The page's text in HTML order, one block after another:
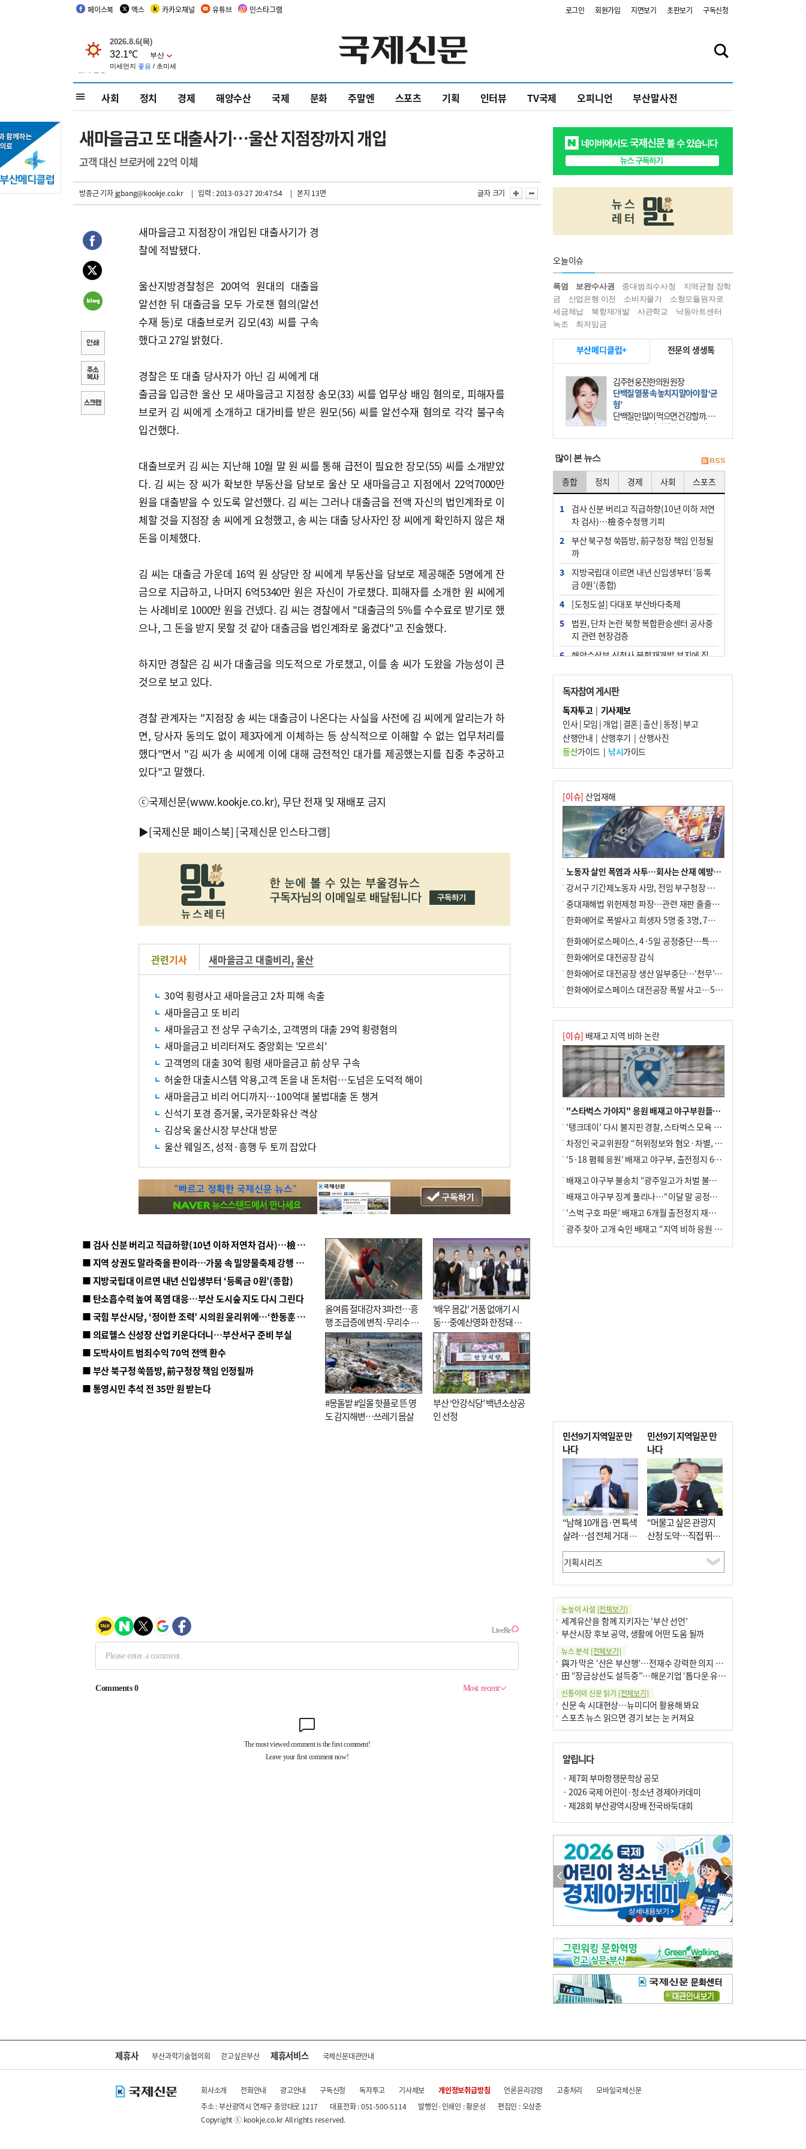
페이스북 엑스 카카오채널 유튜브 인스타그램 로그인 회원가입 지면보기 초판보기 구독신청
사회 정치 경제 해양수산 국제 문화 주말엔 스포츠 기획 인터뷰 TV국제 오피니언 부산말사전
새마을금고 또 대출사기…울산 지점장까지 개입
고객 대신 브로커에 22억 이체
방종근 기자jgbang@kookje.co.kr | 입력 : 2013-03-27 20:47:54 | 본지 13면 글자 크기
새마을금고 지점장이 개입된 대출사기가 경
찰에 적발됐다.
울산지방경찰청은 20여억 원대의 대출을
알선한 뒤 대출금을 모두 가로챈 혐의(알선
수재 등)로 대출브로커 김모(43) 씨를 구속
했다고 27일 밝혔다.
경찰은 또 대출 당사자가 아닌 김 씨에게 대
출금을 입금한 울산 모 새마을금고 지점장 송모(33) 씨를 업무상 배임 혐의로, 피해자를
브로커 김 씨에게 소개하고 대가비를 받은 원모(56) 씨를 알선수재 혐의로 각각 불구속
입건했다.
대출브로커 김 씨는 지난해 10월 말 원 씨를 통해 급전이 필요한 장모(55) 씨를 소개받았
다. 김 씨는 장 씨가 확보한 부동산을 담보로 울산 모 새마을금고 지점에서 22억7000만
원을 대출받을 수 있도록 알선했다. 김 씨는 그러나 대출금을 전액 자신의 법인계좌로 이
체할 것을 지점장 송 씨에게 요청했고, 송 씨는 대출 당사자인 장 씨에게 확인하지 않은 채
돈을 이체했다.
김 씨는 대출금 가운데 16억 원 상당만 장 씨에게 부동산을 담보로 제공해준 5명에게 잔
금으로 지급하고, 나머지 6억5340만 원은 자신이 가로챘다. 피해자를 소개한 원 씨에게
는 사례비로 1000만 원을 건넸다. 김 씨는 경찰에서 "대출금의 5%를 수수료로 받기로 했
으나, 그 돈을 받지 못할 것 같아 대출금을 법인계좌로 옮겼다"고 진술했다.
하지만 경찰은 김 씨가 대출금을 의도적으로 가로챘고, 이를 송 씨가 도왔을 가능성이 큰
것으로 보고 있다.
경찰 관계자는 "지점장 송 씨는 대출금이 나온다는 사실을 사전에 김 씨에게 알리는가 하
면, 당사자 동의도 없이 제3자에게 이체하는 등 상식적으로 이해할 수 없는 업무처리를
했다"면서 "김 씨가 송 씨에게 이에 대해 금전적인 대가를 제공했는지를 집중 추궁하고
있다"고 말했다.
ⓒ국제신문(www.kookje.co.kr), 무단 전재 및 재배포 금지
▶[국제신문 페이스북] [국제신문 인스타그램]
관련기사 새마을금고 대출비리,울산
30억 횡령사고 새마을금고 2차 피해 속출
새마을금고 또 비리
새마을금고 전 상무 구속기소, 고객명의 대출 29억 횡령혐의
새마을금고 비리터져도 중앙회는 '모르쇠'
고객명의 대출 30억 횡령 새마을금고 前 상무 구속
허술한 대출시스템 악용,고객 돈을 내 돈처럼…도넘은 도덕적 해이
새마을금고 비리 어디까지…100억대 불법대출 돈 챙겨
신석기 포경 증거물, 국가문화유산 격상
김상욱 울산시장 부산대 방문
울산 웨일즈, 성적·흥행 두 토끼 잡았다
■ 검사 신분 버리고 직급하향(10년 이하 저연차 검사)…檢 중수청행 기피
■ 지역 상권도 말라죽을 판이라…가뭄 속 밀양물축제 강행 논란
■ 지방국립대 이르면 내년 신입생부터 ‘등록금 0원’(종합)
■ 탄소흡수력 높여 폭염 대응…부산 도시숲 지도 다시 그린다
■ 국힘 부산시당, ‘정이한 조력’ 시의원 윤리위에…‘한동훈 지지’도 신고접수
■ 의료헬스 신성장 산업 키운다더니…부산서구 준비 부실
■ 도박사이트 범죄수익 70억 전액 환수
■ 부산 북구청 쑥뜸방, 前구청장 책임 인정될까
■ 통영시민 추석 전 35만 원 받는다
올여름 절대강자 3파전…흥
행 조급증에 변칙·무리수 마
케팅도
‘배우 몸값’ 거품 없애기 시
동…중예산영화 한정돼 실
효성 의문도
#몽돌밭 #일몰 핫플로 뜬 영
도 감지해변…쓰레기 몸살
부산 ‘안강식당’ 백년소상공
인 선정
오늘이슈
폭염 보완수사권 중대범죄수사청
지역균형 장학
금
산업은행 이전 소비자물가
소형모듈원자로
세금체납
북항재개발 사관학교
낙동아트센터
녹조
최저임금
부산메디클럽+ 전문의 생생톡
김주현 웅진한의원 원장
단백질 열풍 속 놓치지 말아야 할 ‘균
형’
단백질만 많이 먹으면 건강할까. 요
즘 건강을 이야기할 때 빠지지 않는
키워드가 단백질이다. 헬스장을 다니
많이 본 뉴스
종합 정치 경제 사회 스포츠
1
검사 신분 버리고 직급하향(10년 이하 저연
차 검사)…檢 중수청행 기피
2
부산 북구청 쑥뜸방, 前구청장 책임 인정될
까
3
지방국립대 이르면 내년 신입생부터 ‘등록
금 0원’(종합)
4
[도청도설] 다대포 부산바다축제
5
법원, 단차 논란 북항 복합환승센터 공사중
지 관련 현장검증
6
해양수산부 신청사 북항재개발 부지에 짓
7
지역 상권도 말라죽을 판이라…가뭄 속 밀
양물축제 강행 논란
8
통영시민 추석 전 35만 원 받는다
9
부산 철강공장 50대 노동자 추락사
10 국힘 부산시당, ‘정이한 조력’ 시의원 윤리
위에…‘한동훈 지지’도 신고접수
독자참여 게시판
독자투고| 기사제보
인사|모임 | 개업 | 결혼|출산|동정 |부고
산행안내 | 산행후기 | 산행사진
등산가이드| 낚시가이드
[이슈] 산업재해
노동자 살인 폭염과 사투…회사는 산재 예방·전기료 절감 전력
강서구 기간제노동자 사망, 전임 부구청장 檢 송치
중대재해법 위헌제청 파장…관련 재판 줄줄이 브레이크
한화에어로 폭발사고 희생자 5명 중 3명, 7일 영면
한화에어로스페이스, 4·5일 공정중단…특별 안전점검
한화에어로 대전공장 감식
한화에어로 대전공장 생산 일부중단…‘천무’ 수출 비상
한화에어로스페이스 대전공장 폭발 사고…5명 사망·2명 부상(종합)
[이슈] 배재고 지역 비하 논란
"스타벅스 가야지" 응원 배재고 야구부원들, 학교서 징계 처분
‘탱크데이’ 다시 불지핀 경찰, 스타벅스 모욕 혐의 압수수색
차정인 국교위원장 “허위정보와 혐오·차별, 학교 교실까지 유입"
‘5·18 폄훼 응원’ 배재고 야구부, 출전정지 6개월→1개월 감경
배재고 야구부 불송치 “광주일고가 처벌 불원 의사 표해”
배재고 야구부 징계 풀리나…“이달 말 공정위서 재심의”
‘스벅 구호 파문’ 배재고 6개월 출전정지 재심 신청키로
광주 찾아 고개 숙인 배재고 “지역 비하 응원 잘못”(종합)
민선9기 지역일꾼 만
나다
“남해 10개 읍·면 특색
살려…섬 전체 거대 정
원으로 조성”
민선9기 지역일꾼 만
나다
“머물고 싶은 관광지
산청 도약…직접 뛰며
‘돈 버는 군수’ 될 것”
눈높이 사설 [전체보기]
세계유산을 함께 지키자는 ‘부산 선언’
부산시장 후보 공약, 생활에 어떤 도움 될까
뉴스 분석 [전체보기]
與가 막은 ‘산은 부산행’…전재수 강력한 의지 표명 없인 공염불
田 “장금상선도 설득중”…해운기업 ‘톱다운 유치전’ 가속
신통이의 신문 읽기 [전체보기]
신문 속 시대현상…뉴미디어 활용해 봐요
스포츠 뉴스 읽으면 경기 보는 눈 커져요
구·군 승진 축하화분 관행 없애자니 소상공인 울상
팩트체크 [전체보기]
서산 간월암
한 손 뉴스[전체보기]
골목 맛집 발굴 고메 셀렉션…부산시, 페스티벌 시월 연계
이란 공습 경고·취소 되풀이…오락가락 트럼프 비꼰 ‘타코’
오늘의 날씨-[전체보기]
오늘의 날씨- 2026년 8월 6일
오늘의 날씨- 2026년 8월 5일
우리 결혼해요-[전체보기]
우리 결혼해요- 김홍윤·정세빈 커플
알립니다
· 제7회 부마항쟁문학상 공모
· 2026 국제 어린이·청소년 경제아카데미
· 제28회 부산광역시장배 전국바둑대회
제휴사 부산과학기술협의회 걷고싶은부산 제휴서비스 국제신문대관안내
회사소개 전화안내 광고안내 구독신청 독자투고 기사제보 개인정보취급방침 언론윤리강령 고충처리
모바일국제신문
주소 : 부산광역시 연제구 중앙대로 1217
대표전화 : 051-500-5114 발행인·인쇄인 : 황문성
편집인 : 오상준
Copyright ⓒ kookje.co.kr All rights reserved.